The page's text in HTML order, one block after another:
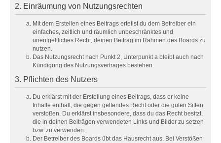
2. Einräumung von Nutzungsrechten
Mit dem Erstellen eines Beitrags erteilst du dem Betreiber ein
einfaches, zeitlich und räumlich unbeschränktes und
unentgeltliches Recht, deinen Beitrag im Rahmen des Boards zu
nutzen.
Das Nutzungsrecht nach Punkt 2, Unterpunkt a bleibt auch nach
Kündigung des Nutzungsvertrages bestehen.
3. Pflichten des Nutzers
Du erklärst mit der Erstellung eines Beitrags, dass er keine
Inhalte enthält, die gegen geltendes Recht oder die guten Sitten
verstoßen. Du erklärst insbesondere, dass du das Recht besitzt,
die in deinen Beiträgen verwendeten Links und Bilder zu setzen
bzw. zu verwenden.
Der Betreiber des Boards übt das Hausrecht aus. Bei Verstößen